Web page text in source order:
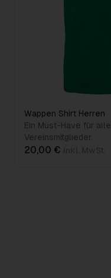
Wappen Shirt Herren
Ein Must-Have für alle
Vereinsmitglieder.
20,00 €